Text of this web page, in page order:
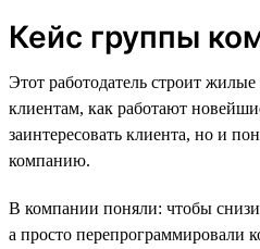
Кейс группы
Этот работодатель строит
клиентам, как работают
заинтересовать клиента, но и
компанию.
В компании поняли: чтобы
а просто перепрограммировали